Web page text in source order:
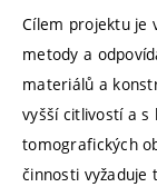
Cílem projektu je
metody a
materiálů a
vyšší citlivostí a s
tomografických
činnosti vyžaduje